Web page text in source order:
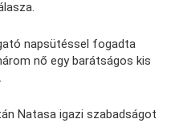
napsütéssel fogadta
nő egy barátságos kis
Natasa igazi szabadságot